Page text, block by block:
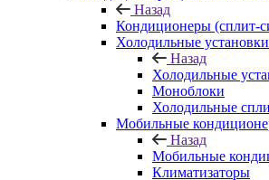
Назад
Кондиционеры (сплит-
Холодильные установки
Назад
Холодильные
Моноблоки
Холодильные
Мобильные
Назад
Мобильные
Климатизаторы